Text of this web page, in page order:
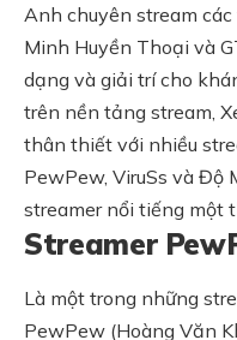
Anh chuyên stream
Minh Huyền Thoại và
dạng và giải trí cho
trên nền tảng stream,
thân thiết với nhiều
PewPew, ViruSs và Độ
streamer nổi tiếng một
Streamer
Là một trong những
PewPew (Hoàng Văn